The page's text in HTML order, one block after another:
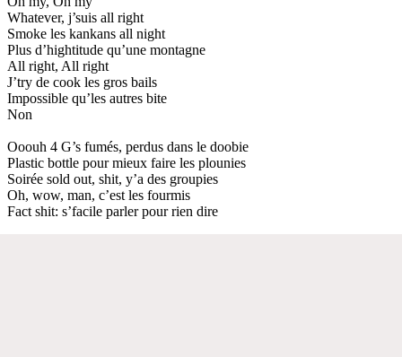
Whatever, j’suis all right
Smoke les kankans all night
Plus d’hightitude qu’une montagne
All right, All right
J’try de cook les gros bails
Impossible qu’les autres bite
Non
Ooouh 4 G’s fumés, perdus dans le doobie
Plastic bottle pour mieux faire les plounies
Soirée sold out, shit, y’a des groupies
Oh, wow, man, c’est les fourmis
Fact shit: s’facile parler pour rien dire